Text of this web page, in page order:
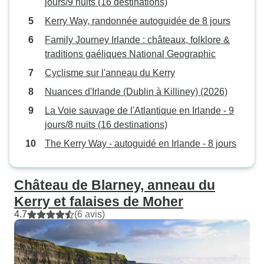
entre Londres et
se faire en train
Railtours a été
mon voyage,
remboursant la
sans même que
de Heuston, on
bon pour une
embarquement
pour Cork afin
site d'ancrage du
jours/9 nuits (16 destinations)
Kerry Way, randonnée autoguidée de 8 jours
Family Journey Irlande : châteaux, folklore &
traditions gaéliques National Geographic
Cyclisme sur l'anneau du Kerry
Nuances d'Irlande (Dublin à Killiney) (2026)
La Voie sauvage de l'Atlantique en Irlande - 9
jours/8 nuits (16 destinations)
The Kerry Way - autoguidé en Irlande - 8 jours
Château de Blarney, anneau du
Kerry et falaises de Moher
4.7 (6 avis)